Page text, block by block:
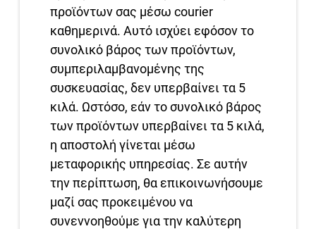
προϊόντων σας μέσω courier
καθημερινά. Αυτό ισχύει εφόσον το
συνολικό βάρος των προϊόντων,
συμπεριλαμβανομένης της
συσκευασίας, δεν υπερβαίνει τα 5
κιλά. Ωστόσο, εάν το συνολικό βάρος
των προϊόντων υπερβαίνει τα 5 κιλά,
η αποστολή γίνεται μέσω
μεταφορικής υπηρεσίας. Σε αυτήν
την περίπτωση, θα επικοινωνήσουμε
μαζί σας προκειμένου να
συνεννοηθούμε για την καλύτερη